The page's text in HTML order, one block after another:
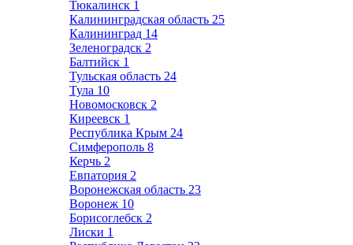
Тюкалинск 1
Калининградская область 25
Калининград 14
Зеленоградск 2
Балтийск 1
Тульская область 24
Тула 10
Новомосковск 2
Киреевск 1
Республика Крым 24
Симферополь 8
Керчь 2
Евпатория 2
Воронежская область 23
Воронеж 10
Борисоглебск 2
Лиски 1